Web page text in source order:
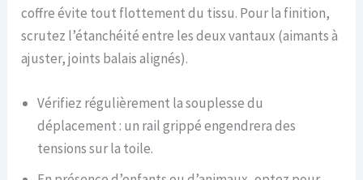
coffre évite tout flottement du tissu. Pour la finition,
scrutez l’étanchéité entre les deux vantaux (aimants à
ajuster, joints balais alignés).
Vérifiez régulièrement la souplesse du
déplacement : un rail grippé engendrera des
tensions sur la toile.